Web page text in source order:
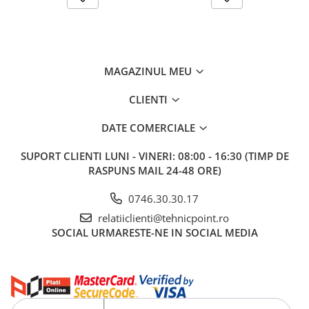
MAGAZINUL MEU
CLIENTI
DATE COMERCIALE
SUPORT CLIENTI LUNI - VINERI: 08:00 - 16:30 (TIMP DE
RASPUNS MAIL 24-48 ORE)
0746.30.30.17
relatiiclienti@tehnicpoint.ro
SOCIAL URMARESTE-NE IN SOCIAL MEDIA